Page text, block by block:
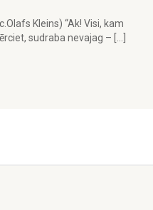
Kleins) “Ak! Visi, kam
sudraba nevajag – […]